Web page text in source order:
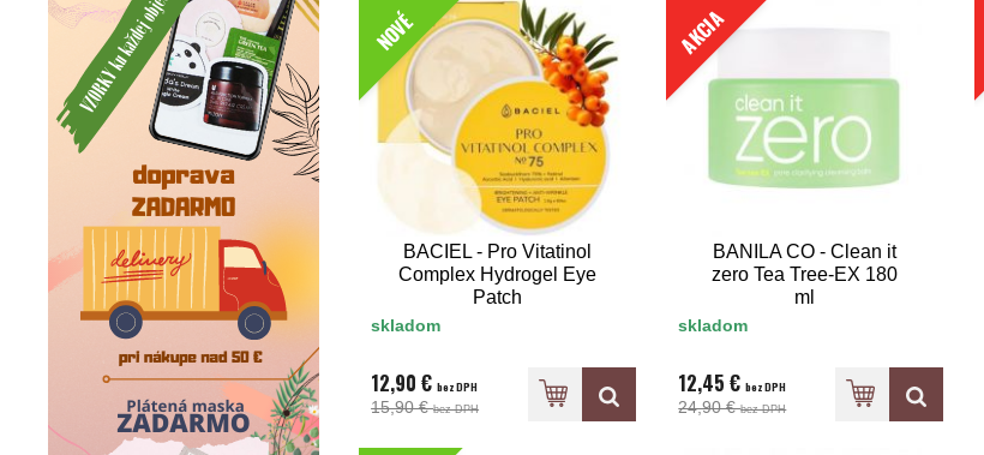
NOVÉ
BACIEL - Pro Vitatinol
Complex Hydrogel Eye
Patch
skladom
12,90 €bez DPH
15,90 €bez DPH
AKCIA
BANILA CO - Clean it
zero Tea Tree-EX 180
ml
skladom
12,45 €bez DPH
24,90 €bez DPH